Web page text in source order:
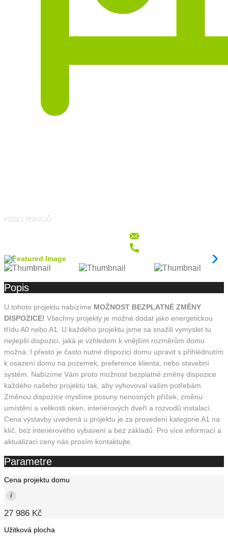
POČET POKOJŮ
Popis
U tohoto projektu nabízíme MOŽNOST BEZPLATNÉ ZMĚNY
DISPOZICE! Všechny projekty je možné dodat jako energetickou
třídu A0 nebo A1. U každého projektu jsme sa snažili vymyslet tu
nejlepší dispozici, jaká je vzhledem k vnějším rozměrům domu
možná. I přesto je často nutné dispozici domu upravit s přihlédnutím
k osazení domu na pozemek, preference klienta, nebo stavební
systém. Nabízíme Vám proto možnost bezplatné změny dispozice
každého našeho projektu tak, aby vyhovoval vašim potřebám.
Změnou dispozice myslíme posuny nenosných příček, změnu
umístění a velikosti oken, interiérových dveří a rozvodů instalací.
Cena výstavby uvedená u projektu je za provedení kategorie A1 na
klíč, bez interiérového vybavení a bez základů. Pro více informací a
aktualizaci ceny nás prosím kontaktujte.
Parametre
Cena projektu domu
i
27 986 Kč
Užitková plocha